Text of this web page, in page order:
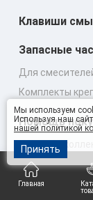
Главная
Клавиши
Запасные
Для
Комплекты
Помощь
Artceram
Cisal коллекции
Stella
Мы используем
Используя наш
нашей политикой
Принять